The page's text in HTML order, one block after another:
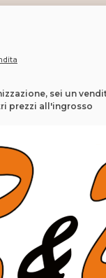
sei un
prezzi all'ingrosso